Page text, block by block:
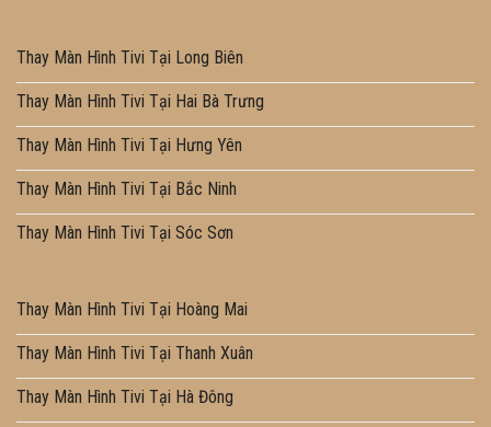
Thay Màn Hình Tivi Tại Long Biên
Thay Màn Hình Tivi Tại Hai Bà Trưng
Thay Màn Hình Tivi Tại Hưng Yên
Thay Màn Hình Tivi Tại Bắc Ninh
Thay Màn Hình Tivi Tại Sóc Sơn
Thay Màn Hình Tivi Tại Hoàng Mai
Thay Màn Hình Tivi Tại Thanh Xuân
Thay Màn Hình Tivi Tại Hà Đông